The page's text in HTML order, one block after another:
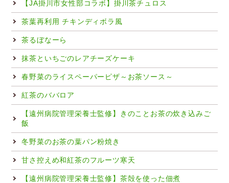
【JA掛川市女性部コラボ】掛川茶チュロス
茶葉再利用 チキンディボラ風
茶るぼなーら
抹茶といちごのレアチーズケーキ
春野菜のライスペーパーピザ～お茶ソース～
紅茶のババロア
【遠州病院管理栄養士監修】きのことお茶の炊き込みご
飯
冬野菜のお茶の葉パン粉焼き
甘さ控えめ和紅茶のフルーツ寒天
【遠州病院管理栄養士監修】茶殻を使った佃煮